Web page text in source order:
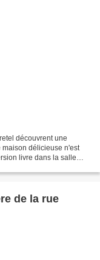
découvrent une
maison délicieuse n'est
livre dans la salle
de la rue